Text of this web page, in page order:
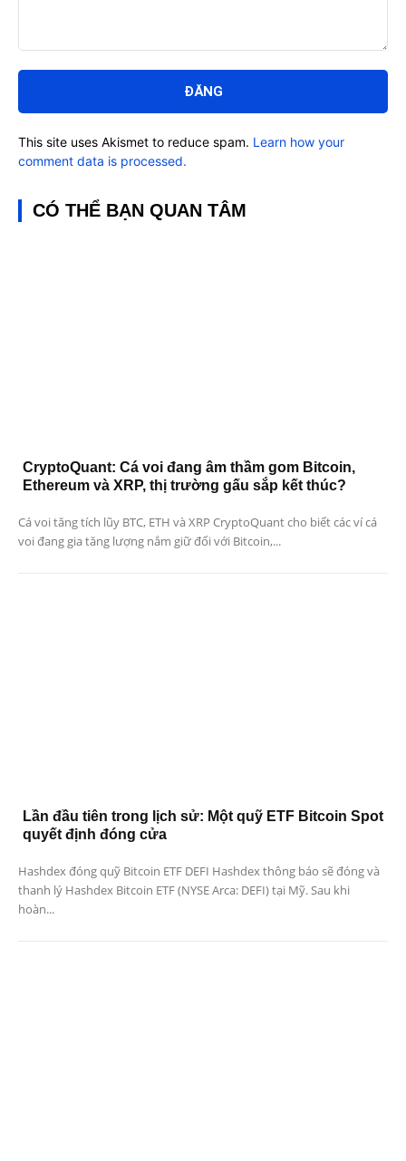
luận:
This site uses Akismet to reduce spam. Learn how your
comment data is processed.
CÓ THỂ BẠN QUAN TÂM
CryptoQuant: Cá voi đang âm thầm gom Bitcoin,
Ethereum và XRP, thị trường gấu sắp kết thúc?
Cá voi tăng tích lũy BTC, ETH và XRP CryptoQuant cho biết các ví cá
voi đang gia tăng lượng nắm giữ đối với Bitcoin,...
Lần đầu tiên trong lịch sử: Một quỹ ETF Bitcoin Spot
quyết định đóng cửa
Hashdex đóng quỹ Bitcoin ETF DEFI Hashdex thông báo sẽ đóng và
thanh lý Hashdex Bitcoin ETF (NYSE Arca: DEFI) tại Mỹ. Sau khi
hoàn...